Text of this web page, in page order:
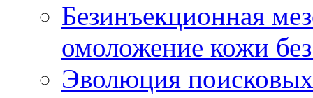
Безинъекционная
омоложение кожи
Эволюция